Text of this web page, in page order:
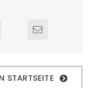
STARTSEITE